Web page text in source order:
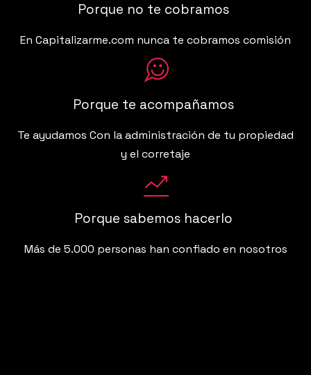
Porque no te cobramos
En Capitalizarme.com nunca te cobramos comisión
Porque te acompañamos
Te ayudamos Con la administración de tu propiedad
y el corretaje
Porque sabemos hacerlo
Más de 5.000 personas han confiado en nosotros